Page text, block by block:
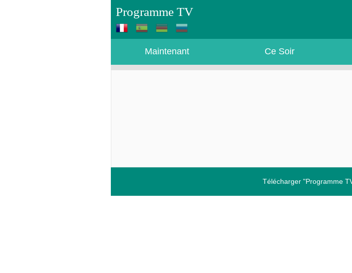
Programme TV
Maintenant Ce Soir
Télécharger "Programme